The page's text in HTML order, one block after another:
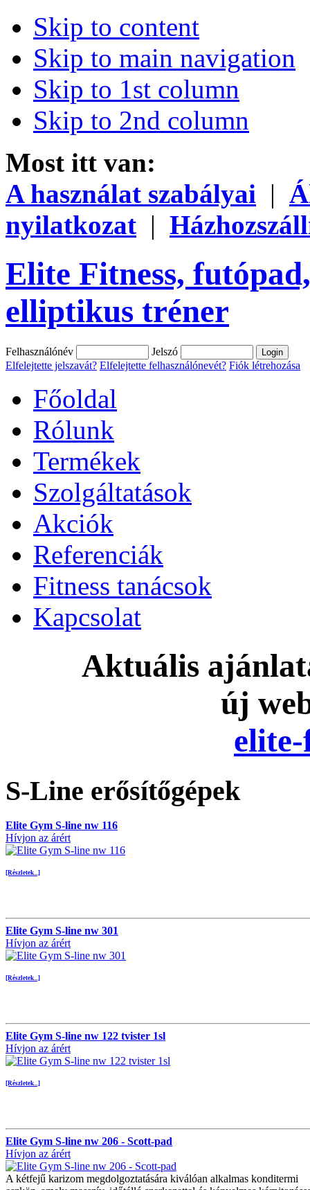
Skip to content
Skip to main navigation
Skip to 1st column
Skip to 2nd column
Most itt van:
A használat szabályai |
nyilatkozat |
Elite Fitness,
elliptikus tréner
Felhasználónév
Jelszó
Elfelejtette jelszavát? Elfelejtette felhasználónevét? Fiók létrehozása
Főoldal
Rólunk
Termékek
Szolgáltatások
Akciók
Referenciák
Fitness tanácsok
Kapcsolat
Aktuális
új
S-Line erősítőgépek
Elite Gym S-line nw 116
Hívjon az árért
[Részletek...]
Elite Gym S-line nw 301
Hívjon az árért
[Részletek...]
Elite Gym S-line nw 122 tvister 1sl
Hívjon az árért
[Részletek...]
Elite Gym S-line nw 206 - Scott-pad
Hívjon az árért
A kétfejű karizom megdolgoztatására kiválóan alkalmas konditermi